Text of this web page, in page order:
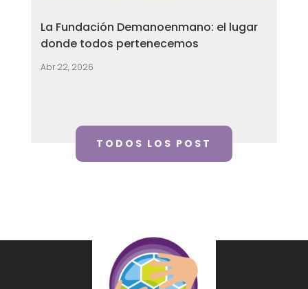
La Fundación Demanoenmano: el lugar
donde todos pertenecemos
Abr 22, 2026
TODOS LOS POST